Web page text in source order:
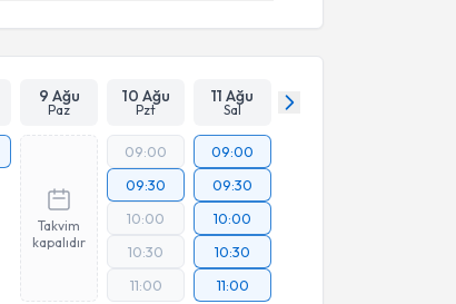
9 Ağu
Paz
10 Ağu
Pzt
11 Ağu
Sal
Takvim
kapalıdır
09:00
09:30
10:00
10:30
11:00
09:00
09:30
10:00
10:30
11:00